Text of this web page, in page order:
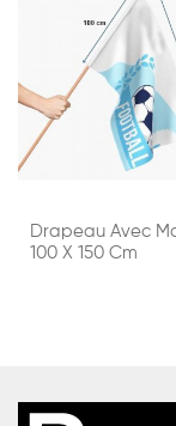
Drapeau Avec
100 X 150 Cm